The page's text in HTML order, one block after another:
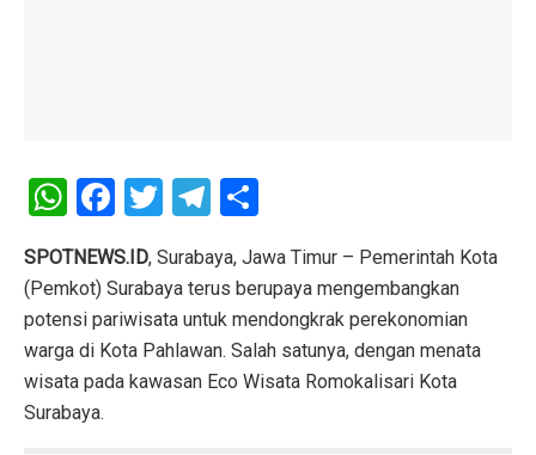
W
h
at
s
A
p
p
F
a
ce
b
o
o
T
wi
tt
er
T
el
e
gr
a
m
ar
e
SPOTNEWS.ID, Surabaya, Jawa Timur – Pemerintah Kota
(Pemkot) Surabaya terus berupaya mengembangkan
potensi pariwisata untuk mendongkrak perekonomian
warga di Kota Pahlawan. Salah satunya, dengan menata
wisata pada kawasan Eco Wisata Romokalisari Kota
Surabaya.